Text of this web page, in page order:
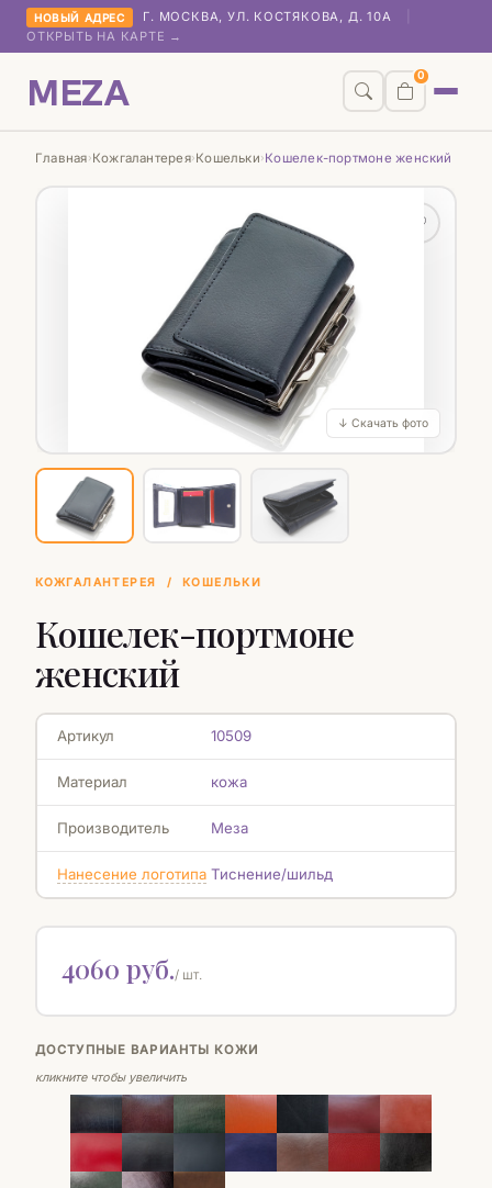
НОВЫЙ АДРЕС Г. МОСКВА, УЛ. КОСТЯКОВА, Д. 10А
ОТКРЫТЬ НА КАРТЕ →
MEZA 0
Главная›Кожгалантерея›Кошельки›Кошелек-портмоне женский
♡
↓ Скачать фото
КОЖГАЛАНТЕРЕЯ / КОШЕЛЬКИ
Кошелек-портмоне
женский
Артикул 10509
Материал кожа
Производитель Меза
Нанесение логотипа Тиснение/шильд
4060 руб./ шт.
ДОСТУПНЫЕ ВАРИАНТЫ КОЖИ
кликните чтобы увеличить